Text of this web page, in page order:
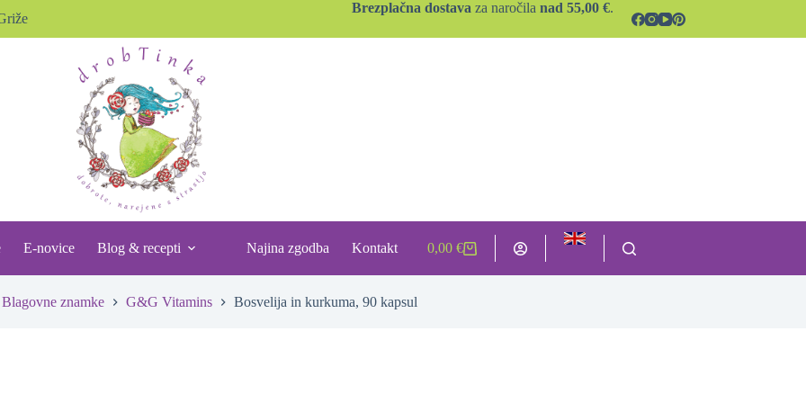
Brezplačna dostava za naročila nad 55,00 €.
E-novice Blog & recepti Najina zgodba Kontakt
Shopping
0,00 €
Blagovne znamke G&G Vitamins Bosvelija in kurkuma, 90 kapsul